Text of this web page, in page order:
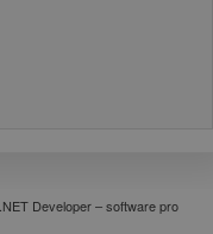
Developer – software pro